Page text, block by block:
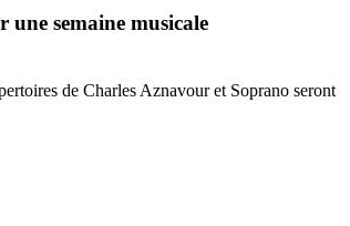
semaine musicale
de Charles Aznavour et Soprano seront